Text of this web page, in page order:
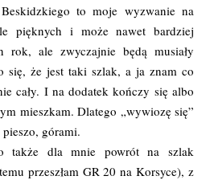
to moje wyzwanie na
pięknych i może nawet bardziej
rok, ale zwyczajnie będą musiały
się, że jest taki szlak, a ja znam co
cały. I na dodatek kończy się albo
mieszkam. Dlatego „wywiozę się”
górami.
także dla mnie powrót na szlak
przeszłam GR 20 na Korsyce), z